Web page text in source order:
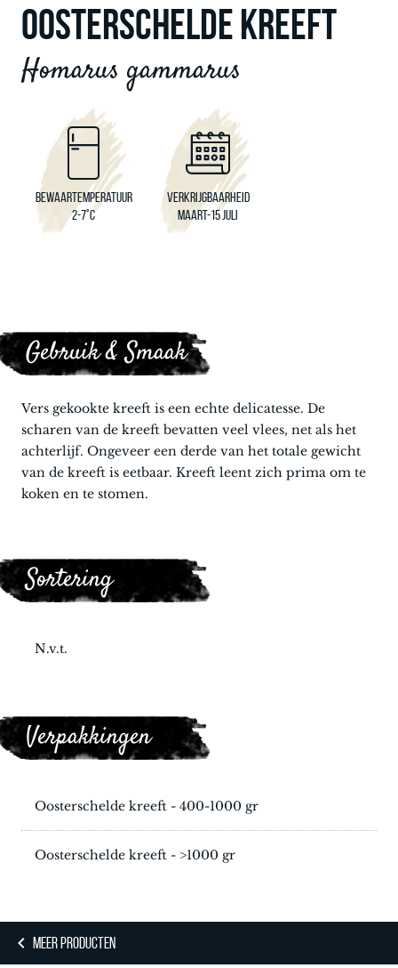
OOSTERSCHELDE KREEFT
Homarus gammarus
Bewaartemperatuur
2-7°C
Verkrijgbaarheid
Maart-15 juli
Gebruik & Smaak
Vers gekookte kreeft is een echte delicatesse. De
scharen van de kreeft bevatten veel vlees, net als het
achterlijf. Ongeveer een derde van het totale gewicht
van de kreeft is eetbaar. Kreeft leent zich prima om te
koken en te stomen.
Sortering
N.v.t.
Verpakkingen
Oosterschelde kreeft - 400-1000 gr
Oosterschelde kreeft - >1000 gr
MEER PRODUCTEN